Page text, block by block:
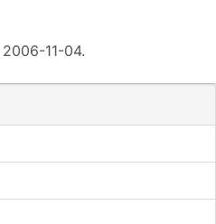
11-04.